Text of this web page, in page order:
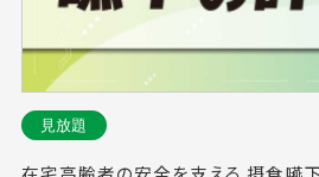
見放題